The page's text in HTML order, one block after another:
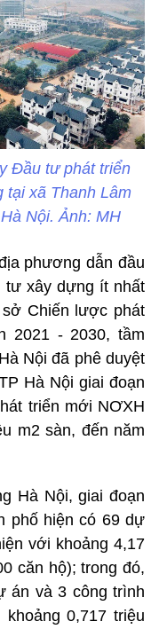
Đầu tư phát triển
tại xã Thanh Lâm
Nội. Ảnh: MH
phương dẫn đầu
tư xây dựng ít nhất
Chiến lược phát
2021 - 2030, tầm
Nội đã phê duyệt
Hà Nội giai đoạn
triển mới NƠXH
m2 sàn, đến năm
Hà Nội, giai đoạn
phố hiện có 69 dự
với khoảng 4,17
căn hộ); trong đó,
án và 3 công trình
0,717 triệu